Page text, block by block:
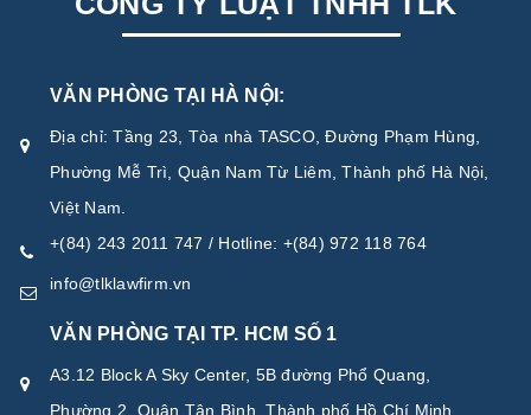
VĂN PHÒNG TẠI HÀ NỘI:
Địa chỉ: Tầng 23, Tòa nhà TASCO, Đường Phạm Hùng,
Phường Mễ Trì, Quận Nam Từ Liêm, Thành phố Hà Nội,
Việt Nam.
+(84) 243 2011 747 / Hotline: +(84) 972 118 764
info@tlklawfirm.vn
VĂN PHÒNG TẠI TP. HCM SỐ 1
A3.12 Block A Sky Center, 5B đường Phổ Quang,
Phường 2, Quận Tân Bình, Thành phố Hồ Chí Minh